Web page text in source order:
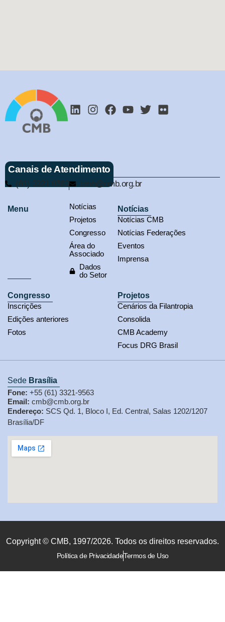
Canais de Atendimento
(61) 3321-9563 cmb@cmb.org.br
Menu
Notícias
Projetos
Congresso
Área do
Associado
Dados
do Setor
Notícias
Notícias CMB
Notícias Federações
Eventos
Imprensa
Congresso
Inscrições
Edições anteriores
Fotos
Projetos
Cenários da Filantropia
Consolida
CMB Academy
Focus DRG Brasil
Sede Brasília
Fone: +55 (61) 3321-9563
Email: cmb@cmb.org.br
Endereço: SCS Qd. 1, Bloco I, Ed. Central, Salas 1202/1207
Brasília/DF
Copyright © CMB, 1997/2026. Todos os direitos reservados.
Política de PrivacidadeTermos de Uso